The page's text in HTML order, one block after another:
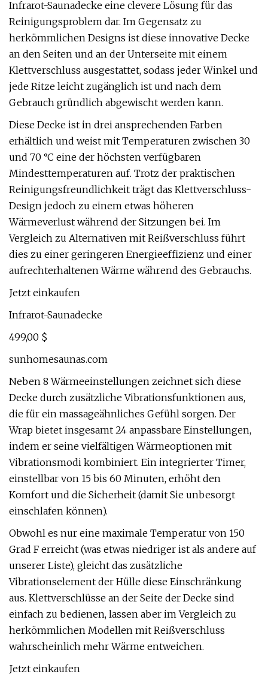
Infrarot-Saunadecke eine clevere Lösung für das
Reinigungsproblem dar. Im Gegensatz zu
herkömmlichen Designs ist diese innovative Decke
an den Seiten und an der Unterseite mit einem
Klettverschluss ausgestattet, sodass jeder Winkel und
jede Ritze leicht zugänglich ist und nach dem
Gebrauch gründlich abgewischt werden kann.
Diese Decke ist in drei ansprechenden Farben
erhältlich und weist mit Temperaturen zwischen 30
und 70 °C eine der höchsten verfügbaren
Mindesttemperaturen auf. Trotz der praktischen
Reinigungsfreundlichkeit trägt das Klettverschluss-
Design jedoch zu einem etwas höheren
Wärmeverlust während der Sitzungen bei. Im
Vergleich zu Alternativen mit Reißverschluss führt
dies zu einer geringeren Energieeffizienz und einer
aufrechterhaltenen Wärme während des Gebrauchs.
Jetzt einkaufen
Infrarot-Saunadecke
499,00 $
sunhomesaunas.com
Neben 8 Wärmeeinstellungen zeichnet sich diese
Decke durch zusätzliche Vibrationsfunktionen aus,
die für ein massageähnliches Gefühl sorgen. Der
Wrap bietet insgesamt 24 anpassbare Einstellungen,
indem er seine vielfältigen Wärmeoptionen mit
Vibrationsmodi kombiniert. Ein integrierter Timer,
einstellbar von 15 bis 60 Minuten, erhöht den
Komfort und die Sicherheit (damit Sie unbesorgt
einschlafen können).
Obwohl es nur eine maximale Temperatur von 150
Grad F erreicht (was etwas niedriger ist als andere auf
unserer Liste), gleicht das zusätzliche
Vibrationselement der Hülle diese Einschränkung
aus. Klettverschlüsse an der Seite der Decke sind
einfach zu bedienen, lassen aber im Vergleich zu
herkömmlichen Modellen mit Reißverschluss
wahrscheinlich mehr Wärme entweichen.
Jetzt einkaufen